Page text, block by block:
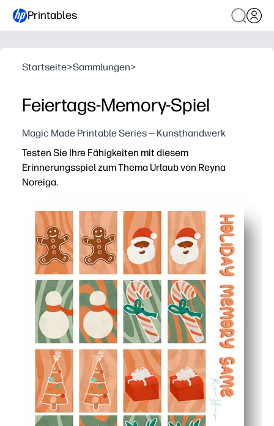
Printables
Startseite>Sammlungen>
Feiertags-Memory-Spiel
Magic Made Printable Series — Kunsthandwerk
Testen Sie Ihre Fähigkeiten mit diesem
Erinnerungsspiel zum Thema Urlaub von Reyna
Noreiga.
Sie drucken zu Hause, schneiden aus und können
Ihre Kinder entwickeln Gedächtnis-, Konzentrations-
Du kannst die Herausforderung für jede Gruppe
Drucken Sie es auf Karton oder Laminat, damit Sie es